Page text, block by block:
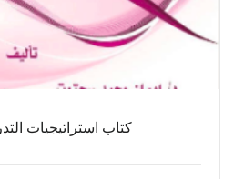
كتاب استراتيجيات